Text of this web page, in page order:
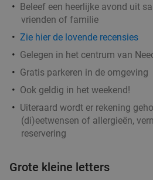
Beleef een heerlijke avond uit
vrienden of familie
Zie hier de lovende recensies
Gelegen in het centrum van
Gratis parkeren in de omgeving
Ook geldig in het weekend!
Uiteraard wordt er rekening
(di)eetwensen of allergieën,
reservering
Grote kleine letters